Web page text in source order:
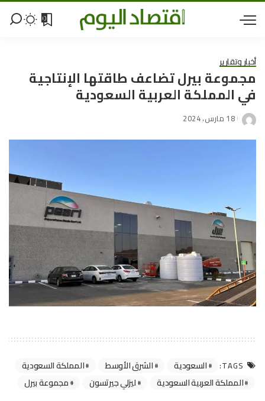
0
أخبار وتقارير
مجموعة بيرل تضاعف طاقتها الإنتاجية
في المملكة العربية السعودية
18 مارس، 2024
TAGS: السعودية الشرق الأوسط
المملكة السعودية
المملكة العربية السعودية
ليزلي جيرتسون مجموعة بيرل